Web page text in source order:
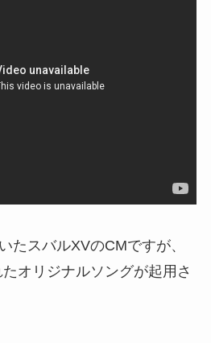
たスバルXVのCMですが、
オリジナルソングが起用さ